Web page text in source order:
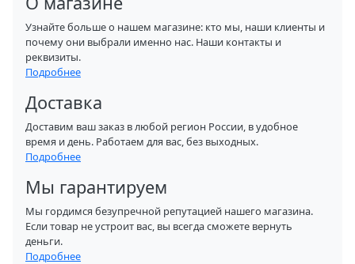
Узнайте больше о нашем магазине: кто мы, наши клиенты и
почему они выбрали именно нас. Наши контакты и
реквизиты.
Подробнее
Доставка
Доставим ваш заказ в любой регион России, в удобное
время и день. Работаем для вас, без выходных.
Подробнее
Мы гарантируем
Мы гордимся безупречной репутацией нашего магазина.
Если товар не устроит вас, вы всегда сможете вернуть
деньги.
Подробнее